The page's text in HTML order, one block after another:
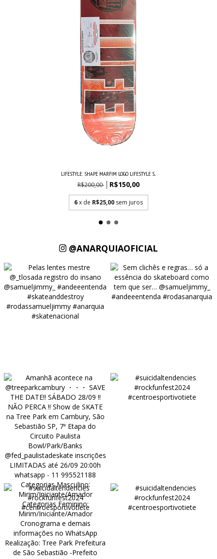
LIFESTYLE: SHAPE MARFIM LOGO LIFESTYLE S...
R$200,00 R$150,00
6x de R$25,00 sem juros
@ANARQUIAOFICIAL